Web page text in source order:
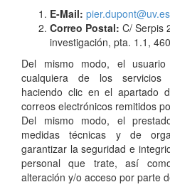
E-Mail: pier.dupont@uv.es
Correo Postal: C/ Serpis
investigación, pta. 1.1,
Del mismo modo, el
cualquiera de los servicios
haciendo clic en el apartado
correos electrónicos remitidos
Del mismo modo, el
medidas técnicas y de
garantizar la seguridad e
personal que trate, así
alteración y/o acceso por parte